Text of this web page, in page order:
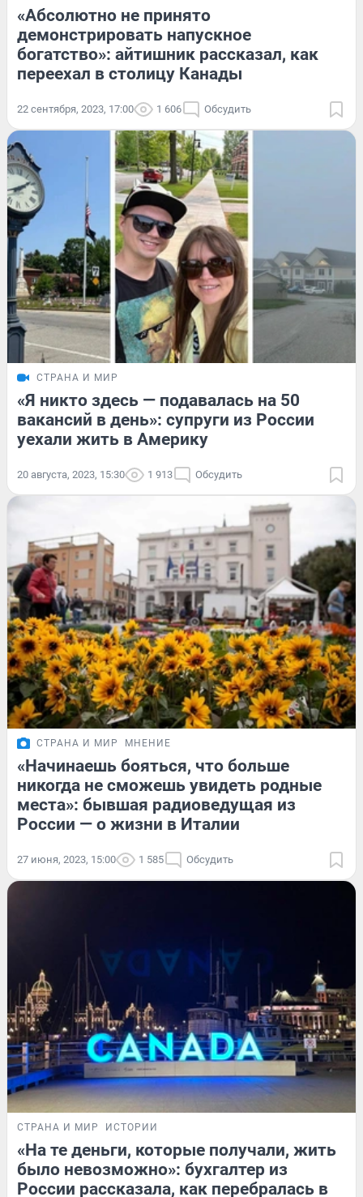
«Абсолютно не принято
демонстрировать напускное
богатство»: айтишник рассказал, как
переехал в столицу Канады
22 сентября, 2023, 17:00 1 606 Обсудить
СТРАНА И МИР
«Я никто здесь — подавалась на 50
вакансий в день»: супруги из России
уехали жить в Америку
20 августа, 2023, 15:30 1 913 Обсудить
СТРАНА И МИР МНЕНИЕ
«Начинаешь бояться, что больше
никогда не сможешь увидеть родные
места»: бывшая радиоведущая из
России — о жизни в Италии
27 июня, 2023, 15:00 1 585 Обсудить
СТРАНА И МИР ИСТОРИИ
«На те деньги, которые получали, жить
было невозможно»: бухгалтер из
России рассказала, как перебралась в